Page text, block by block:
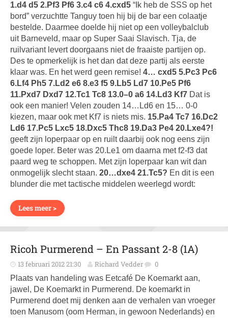
1.d4 d5 2.Pf3 Pf6 3.c4 c6 4.cxd5 “Ik heb de SSS op het
bord” verzuchtte Tanguy toen hij bij de bar een colaatje
bestelde. Daarmee doelde hij niet op een volleybalclub
uit Barneveld, maar op Super Saai Slavisch. Tja, de
ruilvariant levert doorgaans niet de fraaiste partijen op.
Des te opmerkelijk is het dan dat deze partij als eerste
klaar was. En het werd geen remise! 4… cxd5 5.Pc3 Pc6
6.Lf4 Ph5 7.Ld2 e6 8.e3 f5 9.Lb5 Ld7 10.Pe5 Pf6
11.Pxd7 Dxd7 12.Tc1 Tc8 13.0–0 a6 14.Ld3 Kf7 Dat is
ook een manier! Velen zouden 14…Ld6 en 15… 0-0
kiezen, maar ook met Kf7 is niets mis. 15.Pa4 Tc7 16.Dc2
Ld6 17.Pc5 Lxc5 18.Dxc5 Thc8 19.Da3 Pe4 20.Lxe4?!
geeft zijn loperpaar op en ruilt daarbij ook nog eens zijn
goede loper. Beter was 20.Le1 om daarna met f2-f3 dat
paard weg te schoppen. Met zijn loperpaar kan wit dan
onmogelijk slecht staan. 20…dxe4 21.Tc5? En dit is een
blunder die met tactische middelen weerlegd wordt:
Lees meer >
Ricoh Purmerend – En Passant 2-8 (1A)
13 februari 2012 21:30 Richard Vedder 0
Plaats van handeling was Eetcafé De Koemarkt aan,
jawel, De Koemarkt in Purmerend. De koemarkt in
Purmerend doet mij denken aan de verhalen van vroeger
toen Manusom (oom Herman, in gewoon Nederlands) en